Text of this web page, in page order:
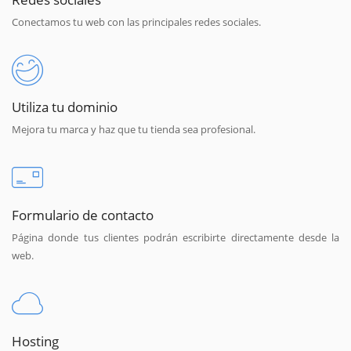
Conectamos tu web con las principales redes sociales.
Utiliza tu dominio
Mejora tu marca y haz que tu tienda sea profesional.
Formulario de contacto
Página donde tus clientes podrán escribirte directamente desde la
web.
Hosting